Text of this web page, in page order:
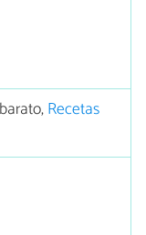
Recetas